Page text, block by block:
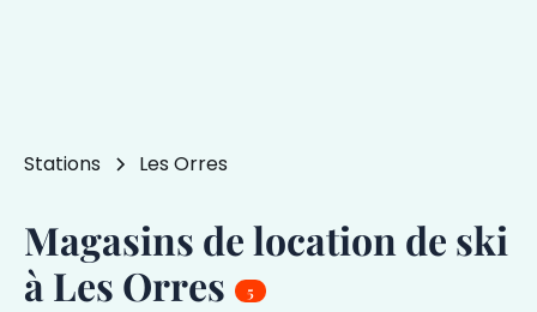
Stations Les Orres
Magasins de location de ski
à Les Orres
5